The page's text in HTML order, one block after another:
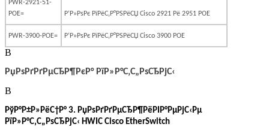
PWR-2921-51-
POE=
Р‘Р»РѕРє РїРёС‚Р°РЅРёСЏ Cisco 2921 Рё 2951 POE
PWR-3900-POE= Р‘Р»РѕРє РїРёС‚Р°РЅРёСЏ Cisco 3900 POE
В
РџРѕРґРґРµСЂР¶РєР° РїР»Р°С‚С„РѕСЂРјС‹
В
РўР°Р±Р»РёС†Р° 3. РџРѕРґРґРµСЂР¶РёРІР°РµРјС‹Рµ
РїР»Р°С‚С„РѕСЂРјС‹ HWIC Cisco EtherSwitch